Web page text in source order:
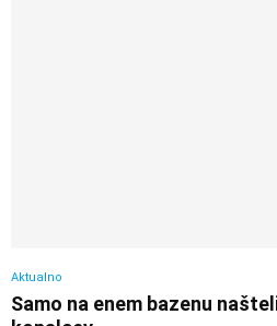
Aktualno
Samo na enem bazenu